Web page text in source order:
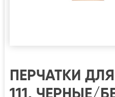
ПЕРЧАТКИ